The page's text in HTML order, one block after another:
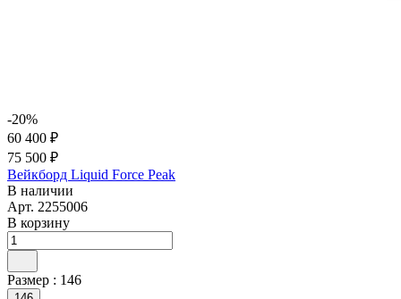
-20%
60 400 ₽
75 500 ₽
Вейкборд Liquid Force Peak
В наличии
Арт. 2255006
В корзину
Размер : 146